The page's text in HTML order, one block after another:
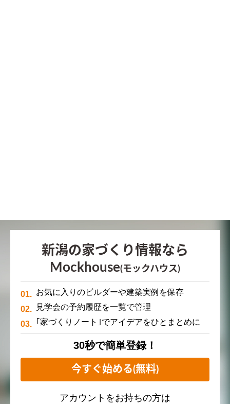
新潟の家づくり情報なら
Mockhouse(モックハウス)
お気に入りのビルダーや建築実例を保存
見学会の予約履歴を一覧で管理
｢家づくりノート｣でアイデアをひとまとめに
30秒で簡単登録！
今すぐ始める(無料)
アカウントをお持ちの方は